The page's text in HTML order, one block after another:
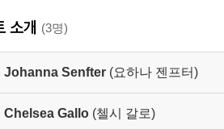
소개 (3명)
Johanna Senfter (요하나 젠프터)
Chelsea Gallo (첼시 갈로)